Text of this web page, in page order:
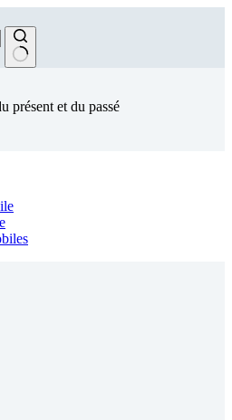
présent et du passé